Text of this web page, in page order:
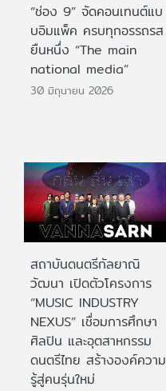
“ช่อง 9” จัดคอนเทนต์แบ
บอิมแพ็ค ครบทุกอรรถรส
ยืนหนึ่ง “The main
national media”
30 มิถุนายน 2026
สถาบันดนตรีกัลยาณิ
วัฒนา เปิดตัวโครงการ
“MUSIC INDUSTRY
NEXUS” เชื่อมการศึกษา
ศิลปิน และอุตสาหกรรม
ดนตรีไทย สร้างองค์ความ
รู้สู่คนรุ่นใหม่